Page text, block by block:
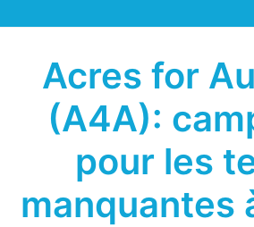
to
Acres for
(A4A):
pour les
manquantes